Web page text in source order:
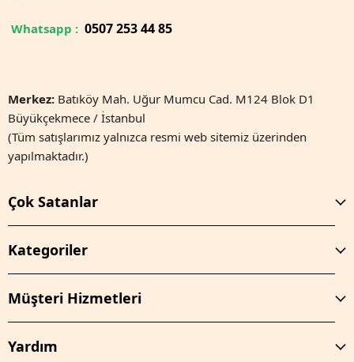
Whatsapp : 0507 253 44 85
Merkez: Batıköy Mah. Uğur Mumcu Cad. M124 Blok D1
Büyükçekmece / İstanbul
(Tüm satışlarımız yalnızca resmi web sitemiz üzerinden
yapılmaktadır.)
Çok Satanlar
Kategoriler
Müşteri Hizmetleri
Yardım